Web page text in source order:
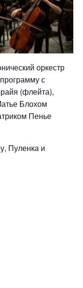
оркестр
с
(флейта),
Блохом
Пенье
Пуленка и